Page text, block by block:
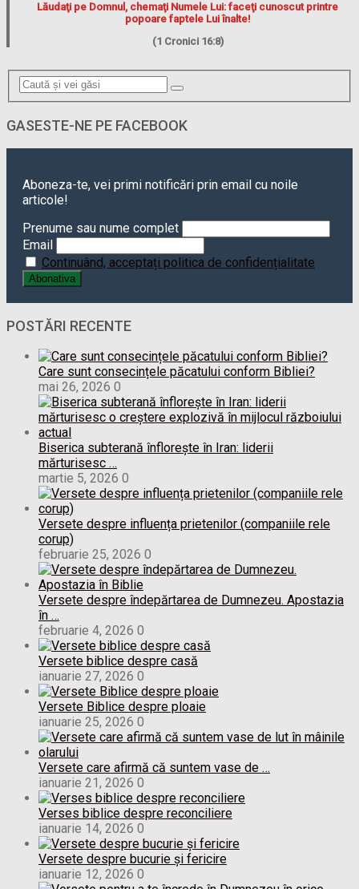
Lăudaţi pe Domnul, chemaţi Numele Lui: faceţi cunoscut printre
popoare faptele Lui înalte!
(1 Cronici 16:8)
GASESTE-NE PE FACEBOOK
Aboneza-te, vei primi notificări prin email cu noile
articole!
Prenume sau nume complet
Email
Continuând, acceptați politica de confidențialitate
POSTĂRI RECENTE
Care sunt consecințele păcatului conform Bibliei?
mai 26, 2026 0
Biserica subterană înflorește în Iran: liderii
mărturisesc …
martie 5, 2026 0
Versete despre influența prietenilor (companiile rele
corup)
februarie 25, 2026 0
Versete despre îndepărtarea de Dumnezeu. Apostazia
în …
februarie 4, 2026 0
Versete biblice despre casă
ianuarie 27, 2026 0
Versete Biblice despre ploaie
ianuarie 25, 2026 0
Versete care afirmă că suntem vase de …
ianuarie 21, 2026 0
Verses biblice despre reconciliere
ianuarie 14, 2026 0
Versete despre bucurie și fericire
ianuarie 12, 2026 0